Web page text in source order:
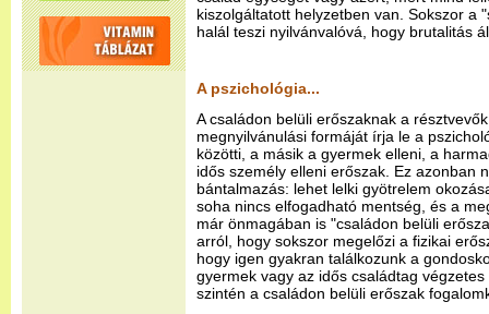
kiszolgáltatott helyzetben van. Sokszor a
halál teszi nyilvánvalóvá, hogy brutalitás
A pszichológia...
A családon belüli erőszaknak a
megnyilvánulási formáját írja le a
közötti, a másik a gyermek elleni, a
idős személy elleni erőszak. Ez azonban
bántalmazás: lehet lelki gyötrelem
soha nincs elfogadható mentség, és a
már önmagában is "családon belüli
arról, hogy sokszor megelőzi a fizikai
hogy igen gyakran találkozunk a
gyermek vagy az idős családtag
szintén a családon belüli erőszak